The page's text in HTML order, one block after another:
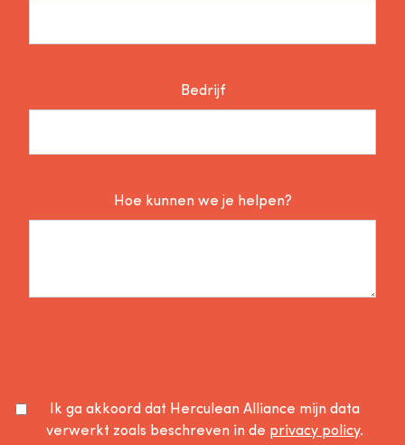
Bedrijf
Hoe kunnen we je helpen?
Ik ga akkoord dat Herculean Alliance mijn data
verwerkt zoals beschreven in de privacy policy.